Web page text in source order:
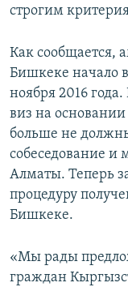
строгим
Как сообщается,
Бишкеке начало
ноября 2016
виз на
больше не
собеседование и
Алматы. Теперь
процедуру
Бишкеке.
«Мы рады
граждан